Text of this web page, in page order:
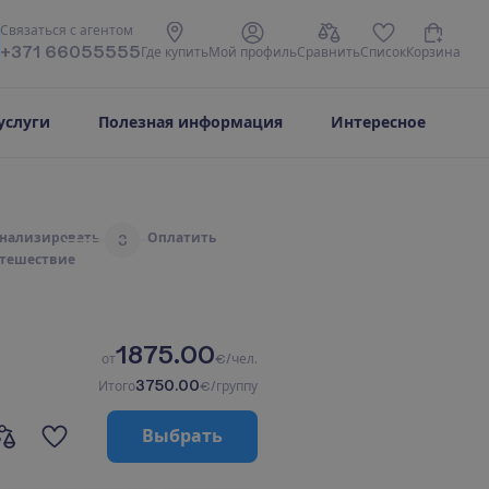
Связаться с агентом
+371 66055555 Где купить М ой профильСравнитьСписокКорзина
Полезная информация Интересное
ализировать
ешествие
3 Оплатить
от1875.00€/чел.
Итого3750.00€/группу
Выбрать